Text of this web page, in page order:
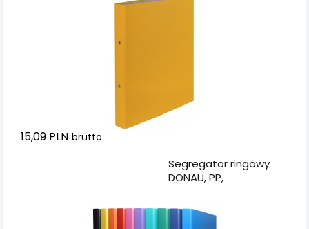
15,09 PLN brutto
Segregator ringowy
DONAU, PP,
kolorów